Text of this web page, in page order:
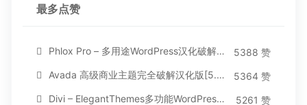
最多点赞
Phlox Pro – 多用途WordPress汉化破解主题[5.1.12]
5388 赞
Avada 高级商业主题完全破解汉化版[5.8.2]
5364 赞
Divi – ElegantThemes多功能WordPress主题[汉化版4.4.2]
5261 赞